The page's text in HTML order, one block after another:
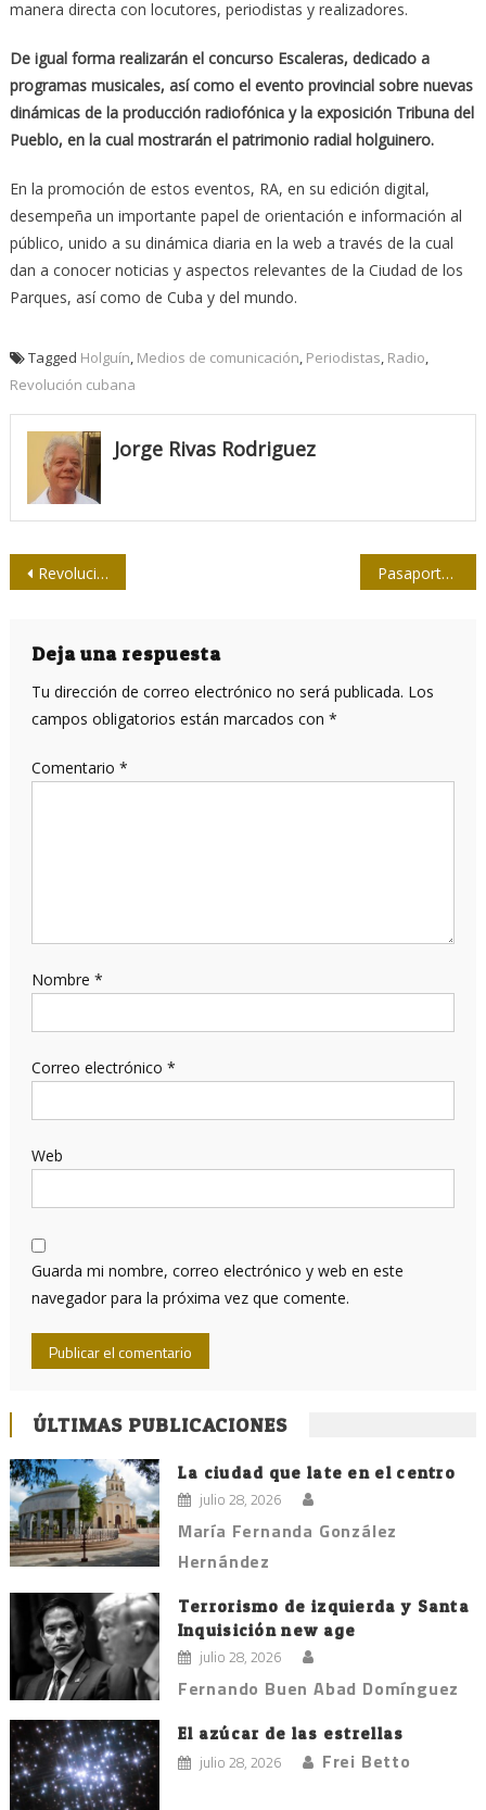
manera directa con locutores, periodistas y realizadores.
De igual forma realizarán el concurso Escaleras, dedicado a
programas musicales, así como el evento provincial sobre nuevas
dinámicas de la producción radiofónica y la exposición Tribuna del
Pueblo, en la cual mostrarán el patrimonio radial holguinero.
En la promoción de estos eventos, RA, en su edición digital,
desempeña un importante papel de orientación e información al
público, unido a su dinámica diaria en la web a través de la cual
dan a conocer noticias y aspectos relevantes de la Ciudad de los
Parques, así como de Cuba y del mundo.
Tagged Holguín Medios de comunicación Periodistas Radio
Revolución cubana
Jorge Rivas Rodriguez
Navegación
entradas
Revoluciones de colores en América Latina: Una agenda para el golpismo Pasaporte al 2021
Deja una respuesta
Tu dirección de correo electrónico no será publicada. Los
campos obligatorios están marcados con *
Comentario *
Nombre *
Correo electrónico *
Web
Guarda mi nombre, correo electrónico y web en este
navegador para la próxima vez que comente.
ÚLTIMAS PUBLICACIONES
La ciudad que late en el centro
julio 28, 2026
María Fernanda González
Hernández
Terrorismo de izquierda y Santa
Inquisición new age
julio 28, 2026
Fernando Buen Abad Domínguez
El azúcar de las estrellas
julio 28, 2026 Frei Betto